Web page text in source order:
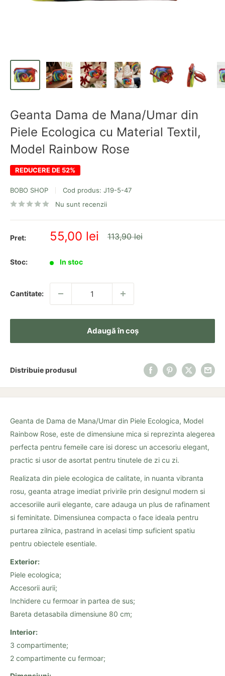
Geanta Dama de Mana/Umar din
Piele Ecologica cu Material Textil,
Model Rainbow Rose
REDUCERE DE 52%
BOBO SHOP Cod produs: J19-5-47
Nu sunt recenzii
Pret:
Pret
redus
55,00 lei Pret
113,90 lei
Stoc: In stoc
Cantitate:
Adaugă în coș
Distribuie produsul
Geanta de Dama de Mana/Umar din Piele Ecologica, Model
Rainbow Rose, este de dimensiune mica si reprezinta alegerea
perfecta pentru femeile care isi doresc un accesoriu elegant,
practic si usor de asortat pentru tinutele de zi cu zi.
Realizata din piele ecologica de calitate, in nuanta vibranta
rosu, geanta atrage imediat privirile prin designul modern si
accesoriile aurii elegante, care adauga un plus de rafinament
si feminitate. Dimensiunea compacta o face ideala pentru
purtarea zilnica, pastrand in acelasi timp suficient spatiu
pentru obiectele esentiale.
Exterior:
Piele ecologica;
Accesorii aurii;
Inchidere cu fermoar in partea de sus;
Bareta detasabila dimensiune 80 cm;
Interior:
3 compartimente;
2 compartimente cu fermoar;